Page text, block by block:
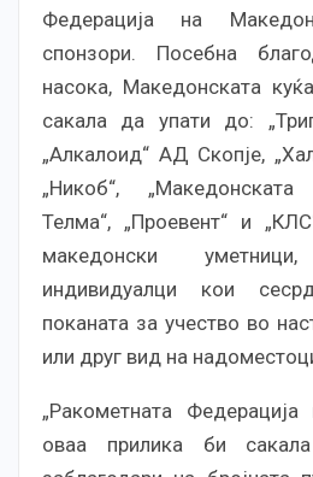
Федерација на
спонзори. Посебна
насока, Македонската
сакала да упати до:
„Алкалоид“ АД Скопје,
„Никоб“, „Македонската
Телма“, „Проевент“ и
македонски
индивидуалци кои
поканата за учество во
или друг вид на
„Ракометната
оваа прилика би